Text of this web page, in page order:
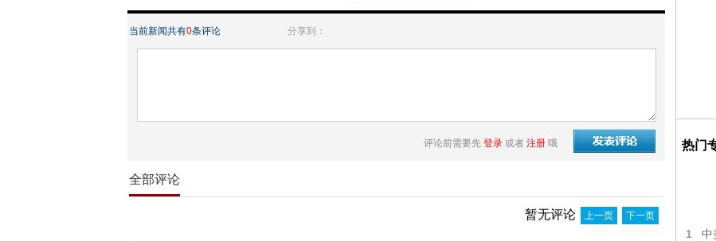
当前新闻共有0条评论 分享到：
评论前需要先 登录 或者 注册 哦
全部评论
暂无评论 上一页 下一页
热门
1 中